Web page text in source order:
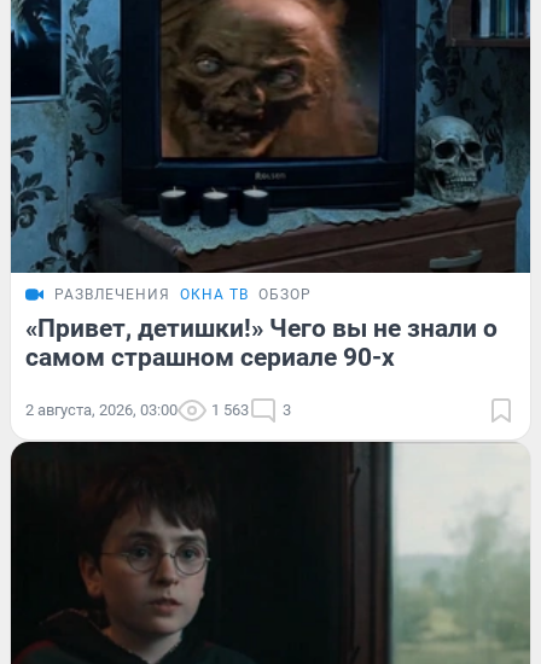
РАЗВЛЕЧЕНИЯ ОКНА ТВ ОБЗОР
«Привет, детишки!» Чего вы не знали о
самом страшном сериале 90-х
2 августа, 2026, 03:00 1 563 3